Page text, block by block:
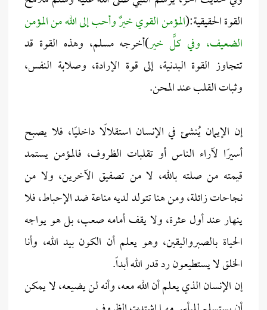
القوة الحقيقية:(المؤمن القوي خيرٌ وأحب إلى الله من المؤمن
الضعيف، وفي كلٍّ خير)أخرجه مسلم، وهذه القوة قد
تتجاوز القوة البدنية، إلى قوة الإرادة، وصلابة النفس،
وثبات القلب عند المحن.
إن الإيمان يُنشئ في الإنسان استقلالًا داخليًا، فلا يصبح
أسيرًا لآراء الناس أو تقلبات الظروف، فالمؤمن يستمد
قيمته من صلته بالله، لا من تصفيق الآخرين، ولا من
نجاحات زائلة، ومن هنا تتولد لديه مناعة ضد الإحباط، فلا
ينهار عند أول عثرة، ولا يقف أمامه صعب، بل هو يواجه
الحياة بالصبرواليقين، وهو يعلم أن الكون بيد الله، وأنا
الخلق لا يستطيعون رد قدر الله أبداً.
إن الإنسان الذي يعلم أن الله معه، وأنه لن يضيعه، لا يمكن